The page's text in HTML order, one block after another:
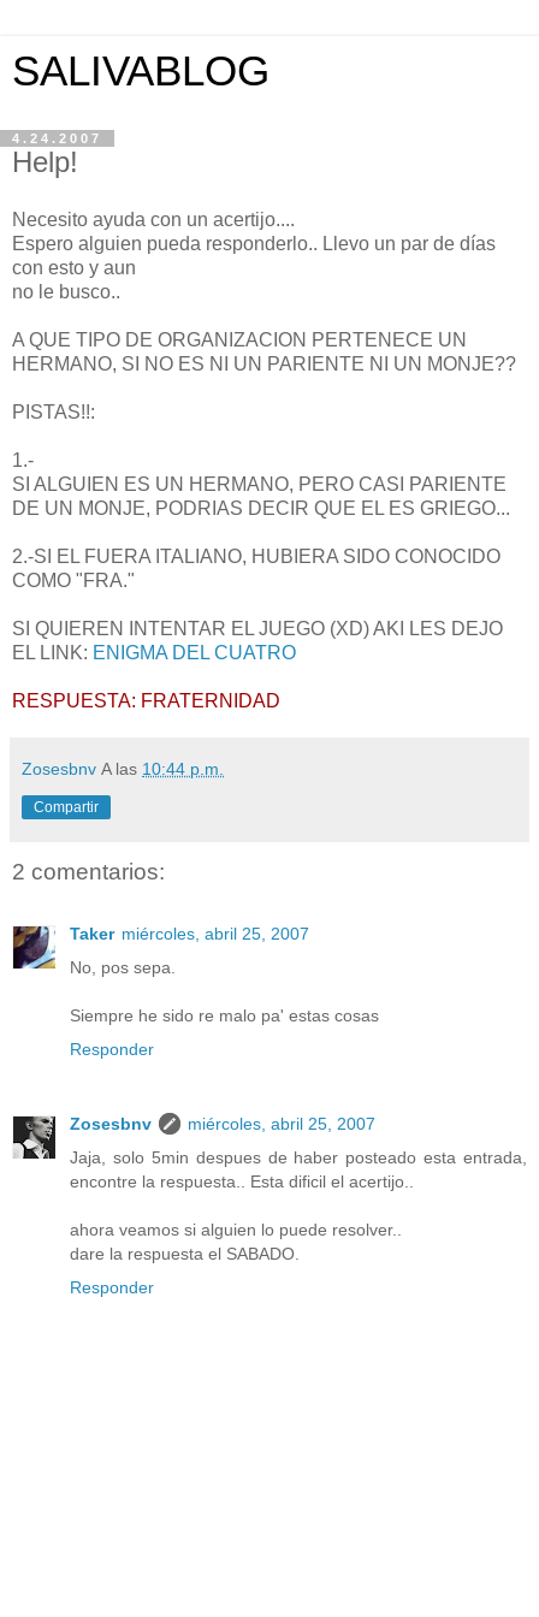
SALIVABLOG
4.24.2007
Help!
Necesito ayuda con un acertijo....
Espero alguien pueda responderlo.. Llevo un par de días
con esto y aun
no le busco..
A QUE TIPO DE ORGANIZACION PERTENECE UN
HERMANO, SI NO ES NI UN PARIENTE NI UN MONJE??
PISTAS!!:
1.-
SI ALGUIEN ES UN HERMANO, PERO CASI PARIENTE
DE UN MONJE, PODRIAS DECIR QUE EL ES GRIEGO...
2.-SI EL FUERA ITALIANO, HUBIERA SIDO CONOCIDO
COMO "FRA."
SI QUIEREN INTENTAR EL JUEGO (XD) AKI LES DEJO
EL LINK: ENIGMA DEL CUATRO
RESPUESTA: FRATERNIDAD
Zosesbnv A las 10:44 p.m.
Compartir
2 comentarios:
Taker miércoles, abril 25, 2007
No, pos sepa.
Siempre he sido re malo pa' estas cosas
Responder
Zosesbnv
miércoles, abril 25, 2007
Jaja, solo 5min despues de haber posteado esta entrada,
encontre la respuesta.. Esta dificil el acertijo..
ahora veamos si alguien lo puede resolver..
dare la respuesta el SABADO.
Responder